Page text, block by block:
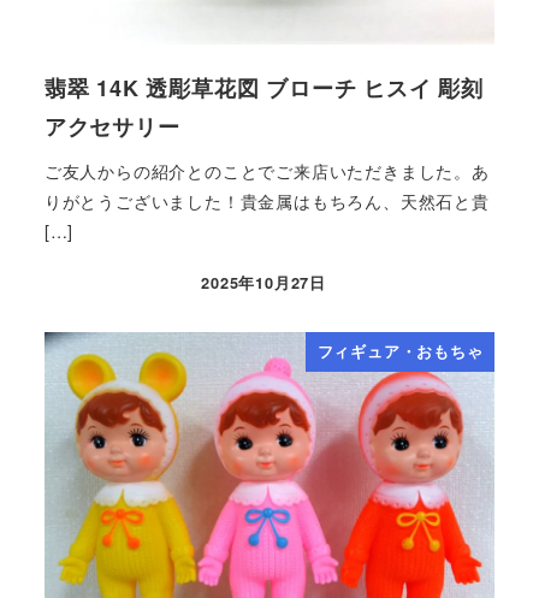
翡翠 14K 透彫草花図 ブローチ ヒスイ 彫刻
アクセサリー
ご友人からの紹介とのことでご来店いただきました。あ
りがとうございました！貴金属はもちろん、天然石と貴
[…]
2025年10月27日
フィギュア・おもちゃ